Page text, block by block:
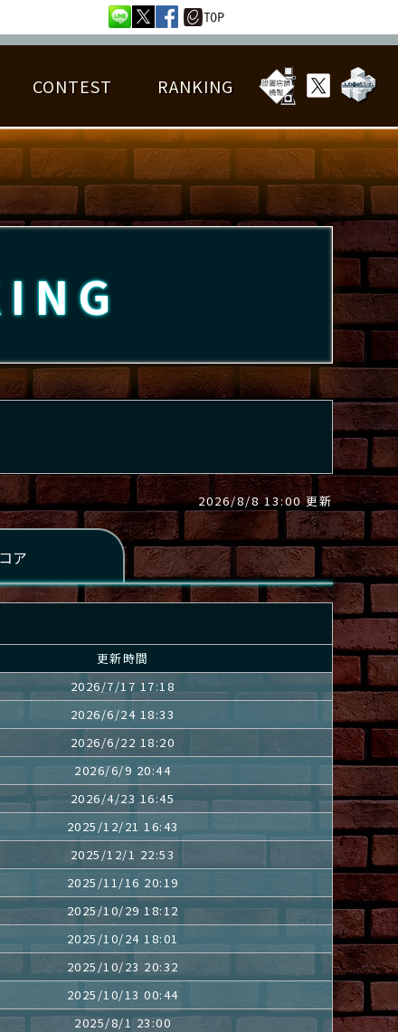
楽曲データ 詳細楽曲データ
ろチャレンジ EDIT譜面
フレンドリスト
CONTEST RANKING
BEST SCORE RANKING
2026/8/8 13:00 更新
更新時間
2026/7/17 17:18
2026/6/24 18:33
2026/6/22 18:20
2026/6/9 20:44
2026/4/23 16:45
2025/12/21 16:43
2025/12/1 22:53
2025/11/16 20:19
2025/10/29 18:12
2025/10/24 18:01
2025/10/23 20:32
2025/10/13 00:44
2025/8/1 23:00